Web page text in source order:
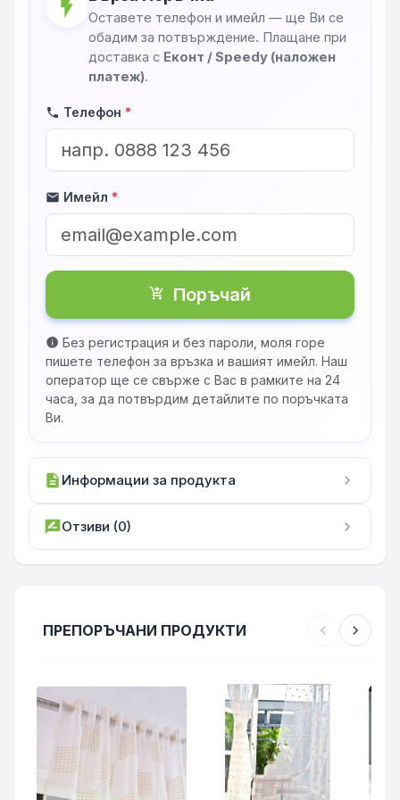
flash_on
Оставете телефон и имейл — ще Ви се
обадим за потвърждение. Плащане при
доставка с Еконт / Speedy (наложен
платеж).
phone Телефон *
mail Имейл *
shopping_cart_checkout Поръчай
info Без регистрация и без пароли, моля горе
пишете телефон за връзка и вашият имейл. Наш
оператор ще се свърже с Вас в рамките на 24
часа, за да потвърдим детайлите по поръчката
Ви.
description Информации за продукта chevron_right
rate_reviewОтзиви (0) chevron_right
ПРЕПОРЪЧАНИ ПРОДУКТИ chevron_left chevron_right